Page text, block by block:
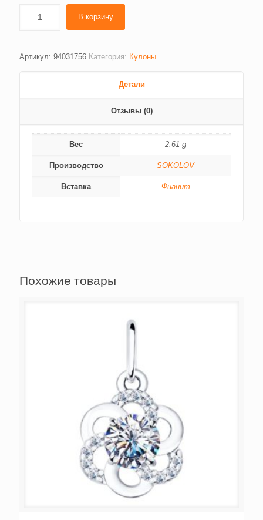
В корзину
Артикул: 94031756 Категория: Кулоны
Детали
Отзывы (0)
Вес 2.61 g
Производство SOKOLOV
Вставка Фианит
Похожие товары